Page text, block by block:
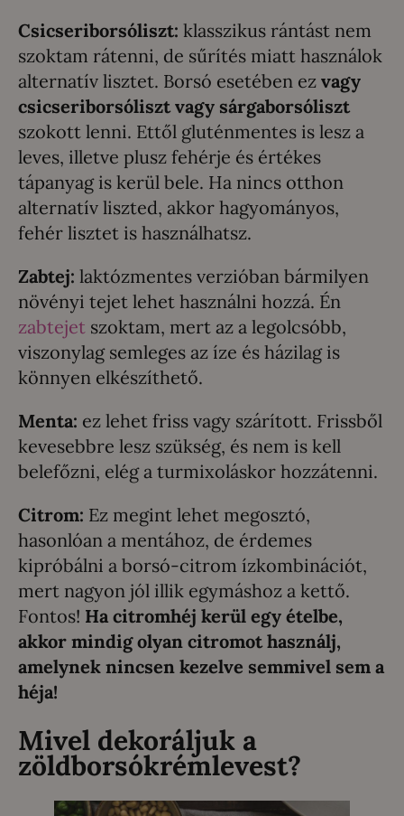
Csicseriborsóliszt: klasszikus rántást nem
szoktam rátenni, de sűrítés miatt használok
alternatív lisztet. Borsó esetében ez vagy
csicseriborsóliszt vagy sárgaborsóliszt
szokott lenni. Ettől gluténmentes is lesz a
leves, illetve plusz fehérje és értékes
tápanyag is kerül bele. Ha nincs otthon
alternatív liszted, akkor hagyományos,
fehér lisztet is használhatsz.
Zabtej: laktózmentes verzióban bármilyen
növényi tejet lehet használni hozzá. Én
zabtejet szoktam, mert az a legolcsóbb,
viszonylag semleges az íze és házilag is
könnyen elkészíthető.
Menta: ez lehet friss vagy szárított. Frissből
kevesebbre lesz szükség, és nem is kell
belefőzni, elég a turmixoláskor hozzátenni.
Citrom: Ez megint lehet megosztó,
hasonlóan a mentához, de érdemes
kipróbálni a borsó-citrom ízkombinációt,
mert nagyon jól illik egymáshoz a kettő.
Fontos! Ha citromhéj kerül egy ételbe,
akkor mindig olyan citromot használj,
amelynek nincsen kezelve semmivel sem a
héja!
Mivel dekoráljuk a
zöldborsókrémlevest?